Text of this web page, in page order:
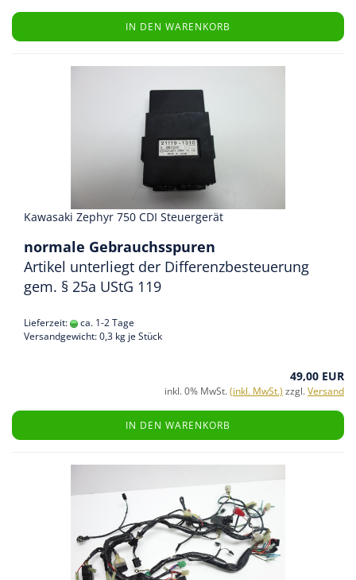
IN DEN WARENKORB
Kawasaki Zephyr 750 CDI Steuergerät
normale Gebrauchsspuren
Artikel unterliegt der Differenzbesteuerung
gem. § 25a UStG 119
Lieferzeit:
ca. 1-2 Tage
Versandgewicht:0,3 kg je Stück
49,00 EUR
inkl. 0% MwSt.(inkl. MwSt.) zzgl.Versand
IN DEN WARENKORB